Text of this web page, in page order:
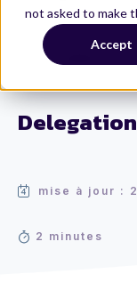
not asked to make
Accept
mise à jour :
2 minutes